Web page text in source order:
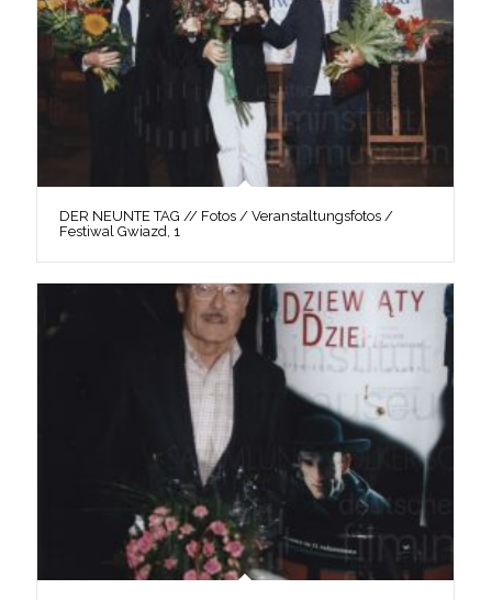
DER NEUNTE TAG // Fotos / Veranstaltungsfotos /
Festiwal Gwiazd, 1